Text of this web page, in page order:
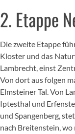
2. Etappe
Die zweite Etappe
Kloster und das
Lambrecht, einst
Von dort aus folgen
Elmsteiner Tal. Von
Iptesthal und
und Spangenberg,
nach Breitenstein, wo